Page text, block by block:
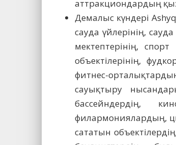
аттракциондардың
Демалыс күндері
сауда үйлерінің,
мектептерінің,
объектілерінің,
фитнес-
сауықтыру
бассейндердің,
филармониялардың,
сататын